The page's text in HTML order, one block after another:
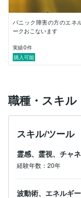
パニック障害の方のエネ
ークおこないます
実績0件
購入可能
職種・スキル
スキル/ツール
霊感、霊視、チャ
経験年数：20年
波動術、エネルギ